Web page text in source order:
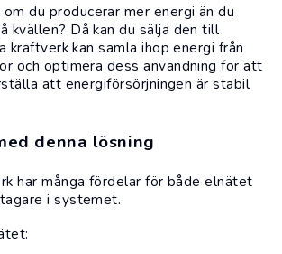
du producerar mer energi än du
kvällen? Då kan du sälja den till
kraftverk kan samla ihop energi från
och optimera dess användning för att
att energiförsörjningen är stabil
denna lösning
har många fördelar för både elnätet
i systemet.